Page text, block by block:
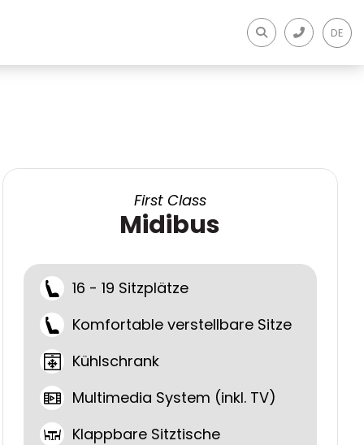
DE
First Class
Midibus
16 - 19 Sitzplätze
Komfortable verstellbare Sitze
Kühlschrank
Multimedia System (inkl. TV)
Klappbare Sitztische